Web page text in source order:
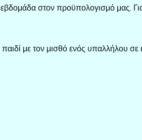
στον προϋπολογισμό μας. Για
με τον μισθό ενός υπαλλήλου σε